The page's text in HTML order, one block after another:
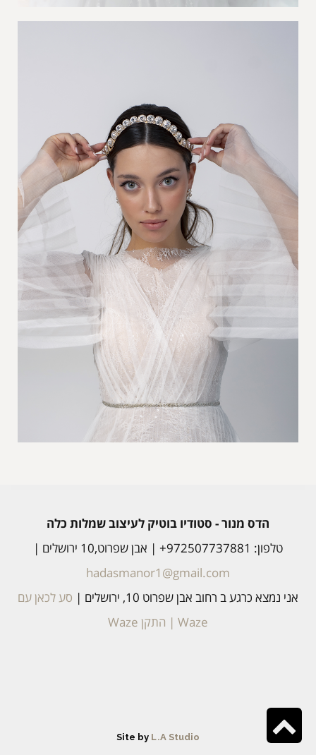
הדס מנור - סטודיו בוטיק לעיצוב שמלות כלה
טלפון: 972507737881+ | אבן שפרוט,10 ירושלים |
hadasmanor1@gmail.com
אני נמצא כרגע ב רחוב אבן שפרוט 10, ירושלים |
סע לכאן עם
Waze
| התקן Waze
Site by L.A Studio גלילה